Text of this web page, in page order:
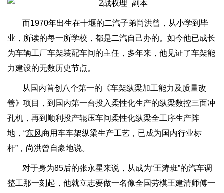
而1970年出生在十堰的二汽子弟尚洪曾，从小学到毕
业，所读的每一所学校，都是二汽自己办的。如今他已成长
为车辆工厂车架装配车间的主任，多年来，他见证了车架能
力建设的无数历史节点。
从国内首创八个第一的《车架纵梁加工能力及质量改
善》项目，到国内第一台投入柔性化生产的纵梁数控三面冲
孔机，再到顺利投产辊压车间柔性化纵梁全工序生产阵
地，“东风商用车车架纵梁生产工艺，已成为国内行业标
杆”，尚洪曾自豪地说。
对于身为85后的张永星来说，从成为“王涛班”的汽车调
整工那一刻起，他就立志要做一名像全国劳模王建清师傅一